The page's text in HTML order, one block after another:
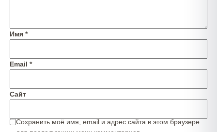
Имя *
Email *
Сайт
Сохранить моё имя, email и адрес сайта в этом браузере